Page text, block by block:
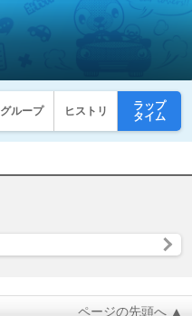
グループ ヒストリ
ラップ
タイム
ページの先頭へ ▲